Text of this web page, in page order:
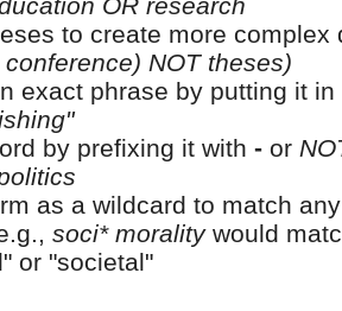
to create more
NOT theses)
exact phrase by putting it
by prefixing it with - or
as a wildcard to match
soci* moralitywould
or "societal"